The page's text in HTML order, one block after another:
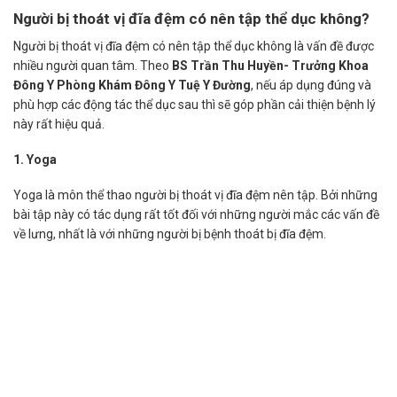
Người bị thoát vị đĩa đệm có nên tập thể dục không?
Người bị thoát vị đĩa đệm có nên tập thể dục không là vấn đề được
nhiều người quan tâm. Theo BS Trần Thu Huyền- Trưởng Khoa
Đông Y Phòng Khám Đông Y Tuệ Y Đường, nếu áp dụng đúng và
phù hợp các động tác thể dục sau thì sẽ góp phần cải thiện bệnh lý
này rất hiệu quả.
1. Yoga
Yoga là môn thể thao người bị thoát vị đĩa đệm nên tập. Bởi những
bài tập này có tác dụng rất tốt đối với những người mắc các vấn đề
về lưng, nhất là với những người bị bệnh thoát bị đĩa đệm.